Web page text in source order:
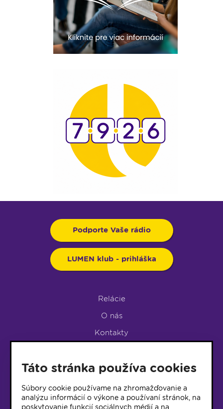
Podporte Vaše rádio
LUMEN klub - prihláška
Relácie
O nás
Kontakty
LUMEN KLUB
LUMEN KLUB PRIHLÁŠKA
Táto stránka používa cookies
Súbory cookie používame na zhromažďovanie a
analýzu informácií o výkone a používaní stránok, na
poskytovanie funkcií sociálnych médií a na